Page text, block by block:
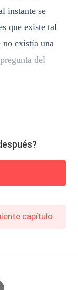
instante se
que existe tal
existía una
del
capítulo